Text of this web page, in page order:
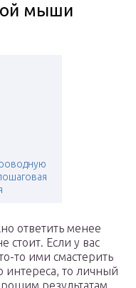
мыши
ответить менее
стоит. Если у вас
то ими смастерить
интереса, то личный
результатам.